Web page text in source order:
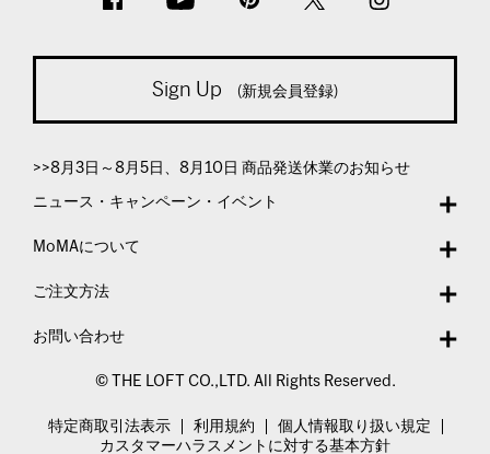
Sign Up (新規会員登録)
>>8月3日～8月5日、8月10日 商品発送休業のお知らせ
ニュース・キャンペーン・イベント
MoMAについて
ご注文方法
お問い合わせ
© THE LOFT CO.,LTD. All Rights Reserved.
特定商取引法表示 利用規約
個人情報取り扱い規定
カスタマーハラスメントに対する基本方針